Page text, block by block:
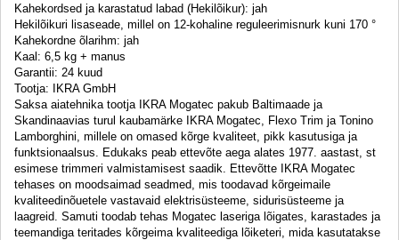
Kahekordsed ja karastatud labad (Hekilõikur): jah
Hekilõikuri lisaseade, millel on 12-kohaline reguleerimisnurk kuni 170 °
Kahekordne õlarihm: jah
Kaal: 6,5 kg + manus
Garantii: 24 kuud
Tootja: IKRA GmbH
Saksa aiatehnika tootja IKRA Mogatec pakub Baltimaade ja
Skandinaavias turul kaubamärke IKRA Mogatec, Flexo Trim ja Tonino
Lamborghini, millele on omased kõrge kvaliteet, pikk kasutusiga ja
funktsionaalsus. Edukaks peab ettevõte aega alates 1977. aastast, st
esimese trimmeri valmistamisest saadik. Ettevõtte IKRA Mogatec
tehases on moodsaimad seadmed, mis toodavad kõrgeimaile
kvaliteedinõuetele vastavaid elektrisüsteeme, sidurisüsteeme ja
laagreid. Samuti toodab tehas Mogatec laseriga lõigates, karastades ja
teemandiga teritades kõrgeima kvaliteediga lõiketeri, mida kasutatakse